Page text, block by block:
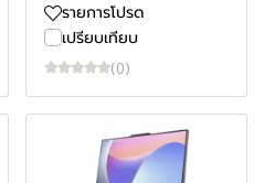
รายการโปรด
เปรียบเทียบ
(0)